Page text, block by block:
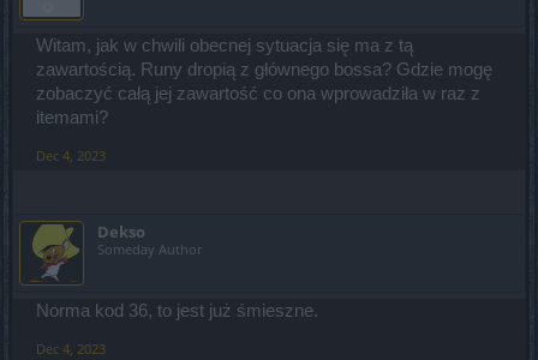
Witam, jak w chwili obecnej sytuacja się ma z tą
zawartością. Runy dropią z głównego bossa? Gdzie mogę
zobaczyć całą jej zawartość co ona wprowadziła w raz z
itemami?
Dec 4, 2023
Dekso
Someday Author
Norma kod 36, to jest już śmieszne.
Dec 4, 2023